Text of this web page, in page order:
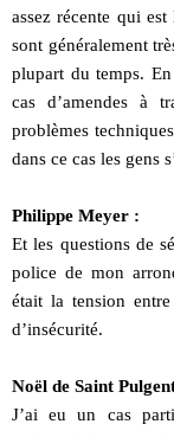
assez récente qui
sont généralement
plupart du temps.
cas d’amendes à
problèmes
dans ce cas les gens
Philippe Meyer :
Et les questions de
police de mon
était la tension
d’insécurité.
Noël de Saint
J’ai eu un cas